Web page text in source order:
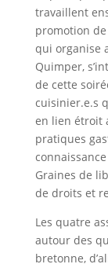
travaillent
promotion
qui organise
Quimper,
de cette
cuisinier.e.s
en lien étroit
pratiques
Graines de
de droits et
Les quatre
autour des
bretonne,